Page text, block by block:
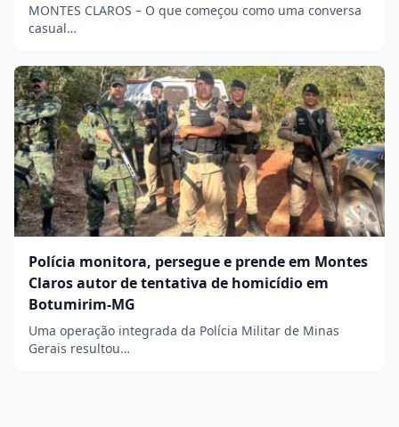
MONTES CLAROS – O que começou como uma conversa
casual…
Polícia monitora, persegue e prende em Montes
Claros autor de tentativa de homicídio em
Botumirim-MG
Uma operação integrada da Polícia Militar de Minas
Gerais resultou…